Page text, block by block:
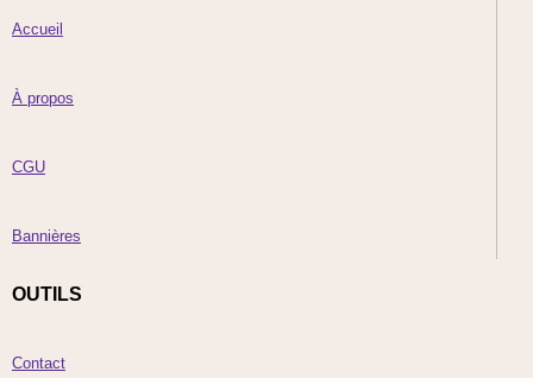
Accueil
À propos
CGU
Bannières
OUTILS
Contact